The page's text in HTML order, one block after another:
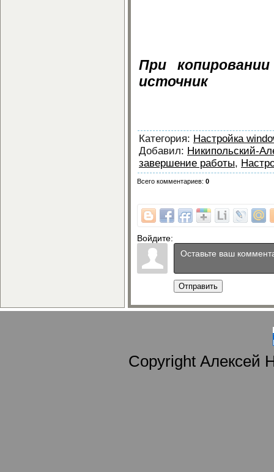
При
источник
Категория: Настройка
Добавил: Никипольский-
завершение работы,
Всего комментариев: 0
Войдите:
Отправить
Copyright Алексей